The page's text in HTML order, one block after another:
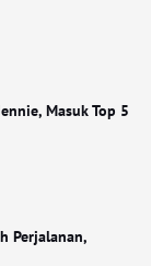
Masuk Top 5
Perjalanan,